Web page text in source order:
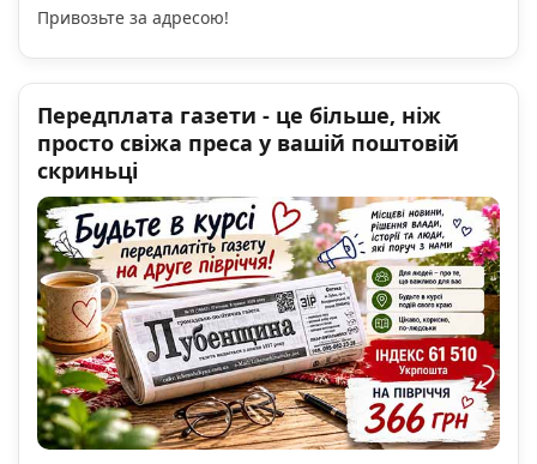
Привозьте за адресою!
Передплата газети - це більше, ніж
просто свіжа преса у вашій поштовій
скриньці